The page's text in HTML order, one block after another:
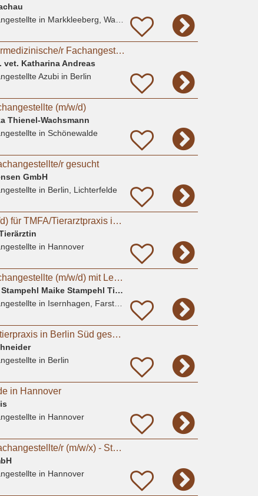
in Markkleeberg, Wachau
Ausbildungsplatz Tiermedizinische/r Fachangestellte/r gesucht?
vet. Katharina Andreas
Azubiin Berlin
(m/w/d)
Thienel-Wachsmann
in Schönewalde
r gesucht
GmbH
in Berlin, Lichterfelde
Auszubildende (m/w/d) für TMFA/Tierarztpraxis in Hannover gesucht
in Hannover
Tiermedizinische Fachangestellte (m/w/d) mit Leidenschaft für Kleintiere gesucht
Gem. Praxis Brämer & Stampehl Maike Stampehl Tierarztpraxis
in Isernhagen, Farster Bauerschaft
TFA (m/w/d) für Kleintierpraxis in Berlin Süd gesucht (20-35h)
in Berlin
in Hannover
in Hannover
Tiermedizinische/r Fachangestellte/r (m/w/x) - Standort Hannover
in Hannover